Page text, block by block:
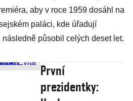
aby v roce 1959 dosáhl na
paláci, kde úřadují
působil celých deset let.
První
prezidentky: